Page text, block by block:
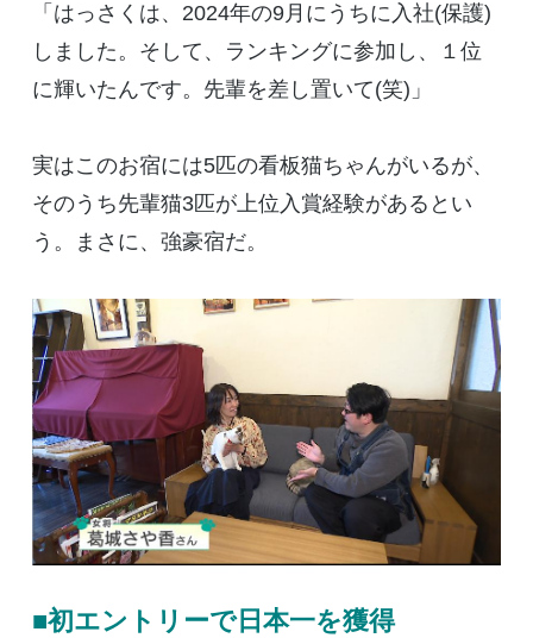
「はっさくは、2024年の9月にうちに入社(保護)
しました。そして、ランキングに参加し、１位
に輝いたんです。先輩を差し置いて(笑)」
実はこのお宿には5匹の看板猫ちゃんがいるが、
そのうち先輩猫3匹が上位入賞経験があるとい
う。まさに、強豪宿だ。
■初エントリーで日本一を獲得